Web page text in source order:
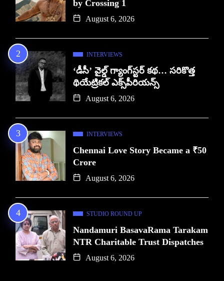
by Crossing 1
August 6, 2026
INTERVIEWS
‘డీసీ’ వైల్డ్ గ్యాంగ్‌స్టర్ కథ… సరికొత్త
థియేట్రికల్ ఎక్స్‌పీరియన్స్
August 6, 2026
INTERVIEWS
Chennai Love Story Became a ₹50
Crore
August 6, 2026
STUDIO ROUND UP
Nandamuri BasavaRama Tarakam
NTR Charitable Trust Dispatches
August 6, 2026